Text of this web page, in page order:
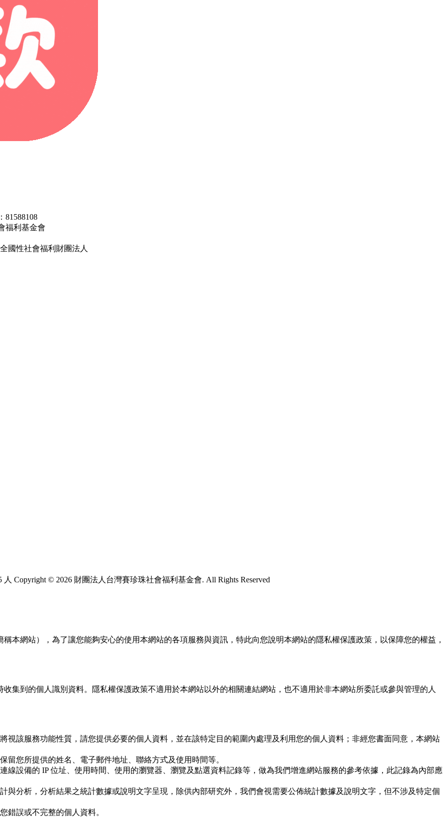
81588108
福利基金會
國性社會福利財團法人
人 Copyright © 2026 財團法人台灣賽珍珠社會福利基金會. All Rights Reserved
本網站），為了讓您能夠安心的使用本網站的各項服務與資訊，特此向您說明本網站的隱私權保護政策，以保障您的權益，
集到的個人識別資料。隱私權保護政策不適用於本網站以外的相關連結網站，也不適用於非本網站所委託或參與管理的人
視該服務功能性質，請您提供必要的個人資料，並在該特定目的範圍內處理及利用您的個人資料；非經您書面同意，本網站
您所提供的姓名、電子郵件地址、聯絡方式及使用時間等。
線設備的 IP 位址、使用時間、使用的瀏覽器、瀏覽及點選資料記錄等，做為我們增進網站服務的參考依據，此記錄為內部應
與分析，分析結果之統計數據或說明文字呈現，除供內部研究外，我們會視需要公佈統計數據及說明文字，但不涉及特定個
錯誤或不完整的個人資料。